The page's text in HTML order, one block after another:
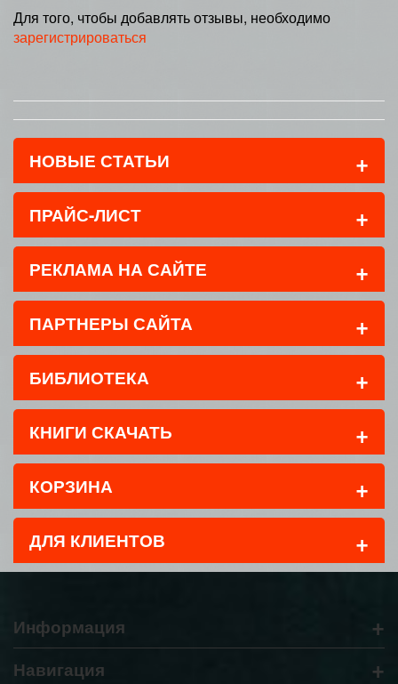
Для того, чтобы добавлять отзывы, необходимо
зарегистрироваться
НОВЫЕ СТАТЬИ +
ПРАЙС-ЛИСТ +
РЕКЛАМА НА САЙТЕ +
ПАРТНЕРЫ САЙТА +
БИБЛИОТЕКА +
КНИГИ СКАЧАТЬ +
КОРЗИНА +
ДЛЯ КЛИЕНТОВ +
Информация +
Навигация +